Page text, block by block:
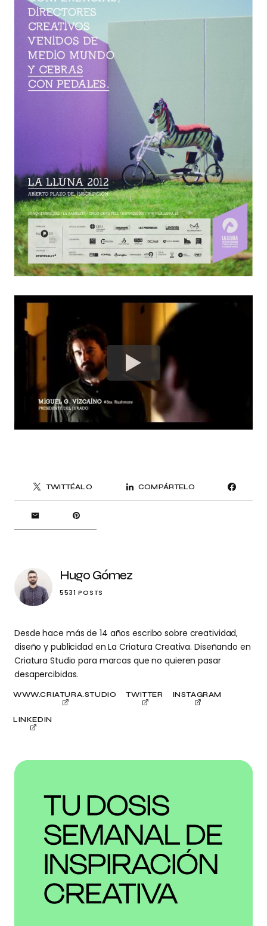
TWITTÉALO COMPÁRTELO
Hugo Gómez
5531 POSTS
Desde hace más de 14 años escribo sobre creatividad,
diseño y publicidad en La Criatura Creativa. Diseñando en
Criatura Studio para marcas que no quieren pasar
desapercibidas.
WWW.CRIATURA.STUDIO TWITTER INSTAGRAM
LINKEDIN